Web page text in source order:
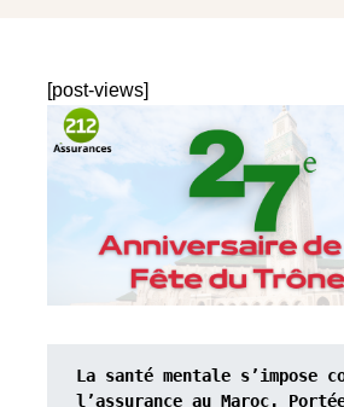
[post-views]
La santé mentale s’impose
l’assurance au Maroc.